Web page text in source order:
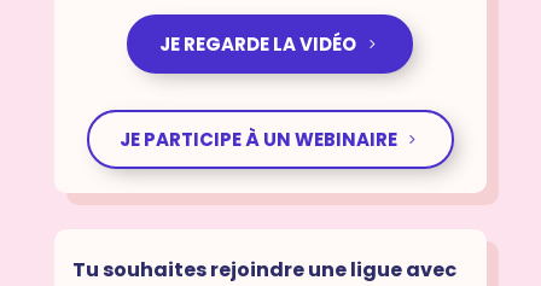
JE REGARDE LA VIDÉO
JE PARTICIPE À UN WEBINAIRE
Tu souhaites rejoindre une ligue avec